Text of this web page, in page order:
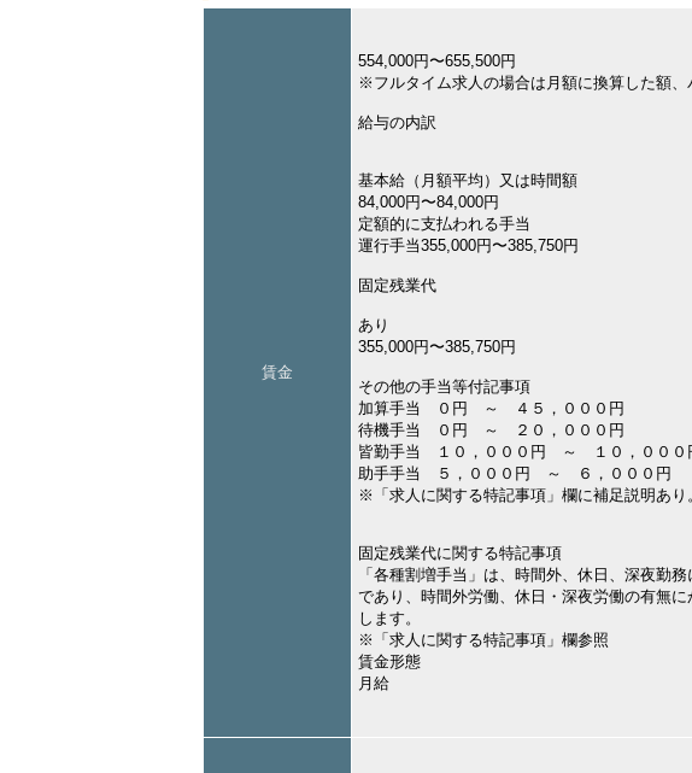
賃金
554,000円〜655,500円
※フルタイム求人の場合は月額に換算した額
給与の内訳
基本給（月額平均）又は時間額
84,000円〜84,000円
定額的に支払われる手当
運行手当355,000円〜385,750円
固定残業代
あり
355,000円〜385,750円
その他の手当等付記事項
加算手当 ０円 ～ ４５，０００円
待機手当 ０円 ～ ２０，０００円
皆勤手当 １０，０００円 ～ １０，０００
助手手当 ５，０００円 ～ ６，０００円
※「求人に関する特記事項」欄に補足説明あり
固定残業代に関する特記事項
「各種割増手当」は、時間外、休日、深夜勤
であり、時間外労働、休日・深夜労働の有無
します。
※「求人に関する特記事項」欄参照
賃金形態
月給